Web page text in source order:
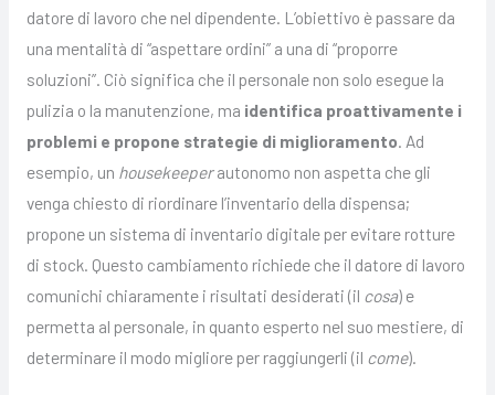
datore di lavoro che nel dipendente. L’obiettivo è passare da
una mentalità di “aspettare ordini” a una di “proporre
soluzioni”. Ciò significa che il personale non solo esegue la
pulizia o la manutenzione, ma identifica proattivamente i
problemi e propone strategie di miglioramento. Ad
esempio, un housekeeperautonomo non aspetta che gli
venga chiesto di riordinare l’inventario della dispensa;
propone un sistema di inventario digitale per evitare rotture
di stock. Questo cambiamento richiede che il datore di lavoro
comunichi chiaramente i risultati desiderati (il cosa) e
permetta al personale, in quanto esperto nel suo mestiere, di
determinare il modo migliore per raggiungerli (il come).